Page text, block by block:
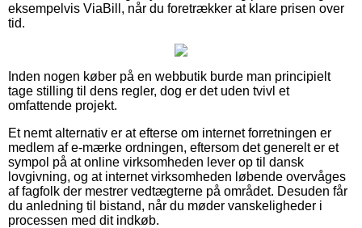
eksempelvis ViaBill, når du foretrækker at klare prisen over
tid.
Inden nogen køber på en webbutik burde man principielt
tage stilling til dens regler, dog er det uden tvivl et
omfattende projekt.
Et nemt alternativ er at efterse om internet forretningen er
medlem af e-mærke ordningen, eftersom det generelt er et
sympol på at online virksomheden lever op til dansk
lovgivning, og at internet virksomheden løbende overvåges
af fagfolk der mestrer vedtægterne på området. Desuden får
du anledning til bistand, når du møder vanskeligheder i
processen med dit indkøb.